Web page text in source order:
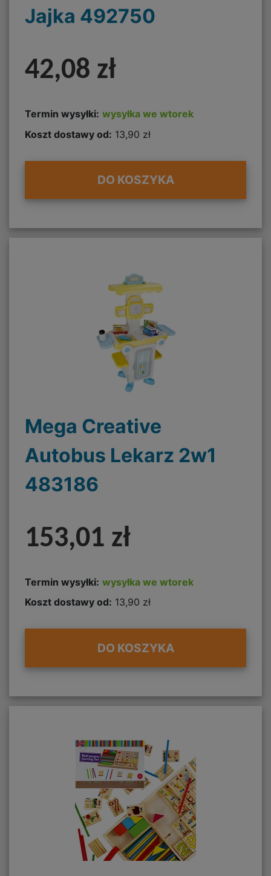
Jajka 492750
42,08 zł
Termin wysyłki: wysyłka we wtorek
Koszt dostawy od: 13,90 zł
DO KOSZYKA
Mega Creative
Autobus Lekarz 2w1
483186
153,01 zł
Termin wysyłki: wysyłka we wtorek
Koszt dostawy od: 13,90 zł
DO KOSZYKA